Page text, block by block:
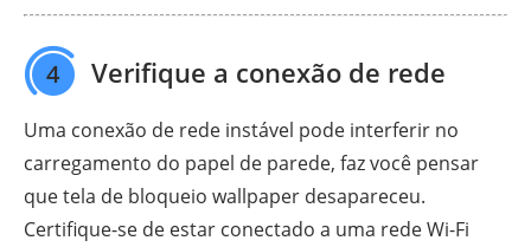
4 Verifique a conexão de rede
Uma conexão de rede instável pode interferir no
carregamento do papel de parede, faz você pensar
que tela de bloqueio wallpaper desapareceu.
Certifique-se de estar conectado a uma rede Wi-Fi